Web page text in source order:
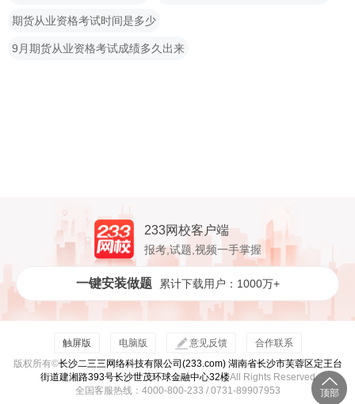
期货从业资格考试时间是多少
9月期货从业资格考试成绩多久出来
233网校客户端
报考,试题,视频一手掌握
一键安装做题 累计下载用户：1000万+
触屏版 电脑版 意见反馈
合作联系
版权所有©长沙二三三网络科技有限公司(233.com) 湖南省长沙市芙蓉区定王台
街道建湘路393号长沙世茂环球金融中心32楼All Rights Reserved
全国客服热线：4000-800-233 / 0731-89907953
顶部